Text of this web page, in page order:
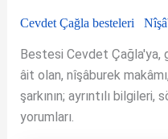
Cevdet Çağla besteleri
Bestesi Cevdet Çağla'ya,
âit olan, nîşâburek
şarkının; ayrıntılı
yorumları.